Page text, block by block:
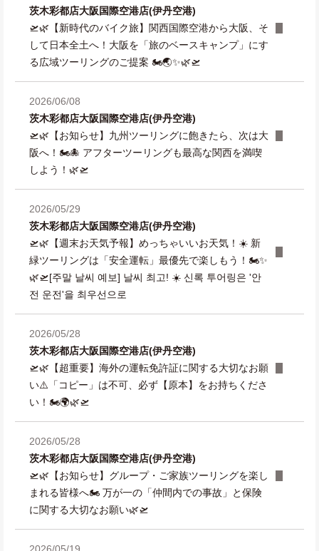
茨木彩都店大阪国際空港店(伊丹空港)
🛫🌿【新時代のバイク旅】関西国際空港から大阪、そ
して日本全土へ！大阪を「旅のベースキャンプ」にす
る広域ツーリングのご提案 🏍️🌏✨🌿🛫
2026/06/08
茨木彩都店大阪国際空港店(伊丹空港)
🛫🌿【お知らせ】九州ツーリングに飽きたら、次は大
阪へ！🏍️🐙 アフターツーリングも最高な関西を満喫
しよう！🌿🛫
2026/05/29
茨木彩都店大阪国際空港店(伊丹空港)
🛫🌿【週末お天気予報】めっちゃいいお天気！☀️ 新
緑ツーリングは「安全運転」最優先で楽しもう！🏍️✨
🌿🛫[주말 날씨 예보] 날씨 최고! ☀️ 신록 투어링은 '안
전 운전'을 최우선으로
2026/05/28
茨木彩都店大阪国際空港店(伊丹空港)
🛫🌿【超重要】海外の運転免許証に関する大切なお願
い⚠️「コピー」は不可、必ず【原本】をお持ちくださ
い！🏍️🌍🌿🛫
2026/05/28
茨木彩都店大阪国際空港店(伊丹空港)
🛫🌿【お知らせ】グループ・ご家族ツーリングを楽し
まれる皆様へ🏍️ 万が一の「仲間内での事故」と保険
に関する大切なお願い🌿🛫